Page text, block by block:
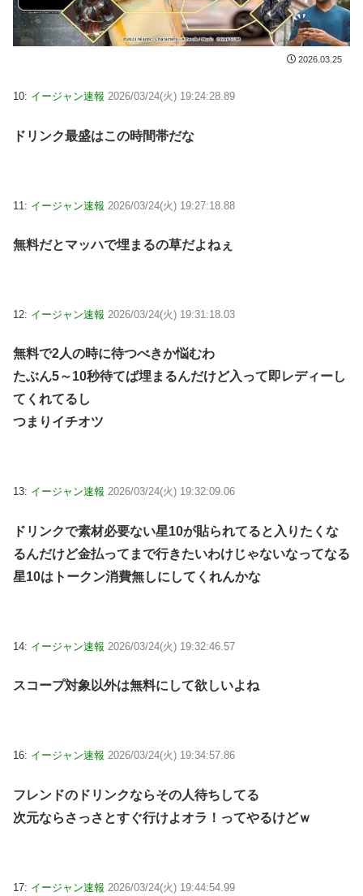
2026.03.25
10: イージャン速報 2026/03/24(火) 19:24:28.89
ドリンク最盛はこの時間帯だな
11: イージャン速報 2026/03/24(火) 19:27:18.88
無料だとマッハで埋まるの草だよねぇ
12: イージャン速報 2026/03/24(火) 19:31:18.03
無料で2人の時に待つべきか悩むわ
たぶん5～10秒待てば埋まるんだけど入って即レディーし
てくれてるし
つまりイチオツ
13: イージャン速報 2026/03/24(火) 19:32:09.06
ドリンクで素材必要ない星10が貼られてると入りたくな
るんだけど金払ってまで行きたいわけじゃないなってなる
星10はトークン消費無しにしてくれんかな
14: イージャン速報 2026/03/24(火) 19:32:46.57
スコープ対象以外は無料にして欲しいよね
16: イージャン速報 2026/03/24(火) 19:34:57.86
フレンドのドリンクならその人待ちしてる
次元ならさっさとすぐ行けよオラ！ってやるけどｗ
17: イージャン速報 2026/03/24(火) 19:44:54.99